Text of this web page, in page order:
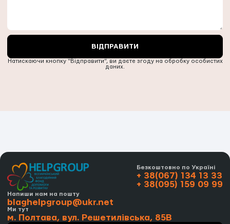
ВІДПРАВИТИ
Натискаючи кнопку “Відправити”, ви даєте згоду на обробку особистих
даних.
Безкоштовно по Україні
+ 38(067) 134 13 33
+ 38(095) 159 09 99
Напиши нам на пошту
blaghelpgroup@ukr.net
Ми тут
м. Полтава, вул. Решетилівська, 85В